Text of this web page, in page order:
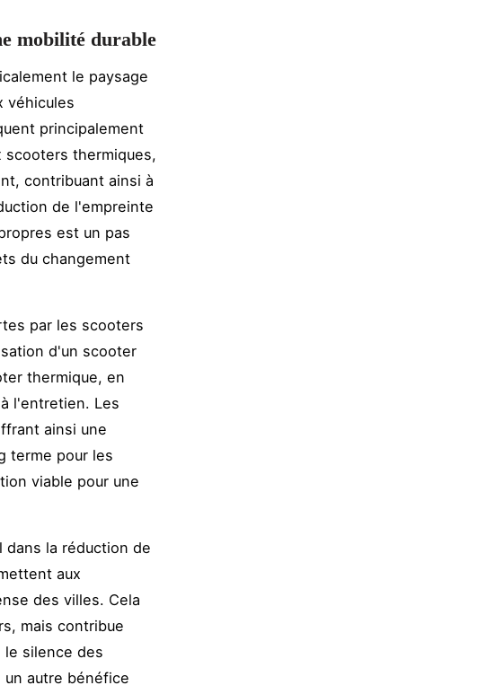
mobilité durable
le paysage
véhicules
principalement
scooters thermiques,
contribuant ainsi à
de l'empreinte
est un pas
du changement
par les scooters
d'un scooter
thermique, en
l'entretien. Les
ainsi une
terme pour les
viable pour une
la réduction de
aux
des villes. Cela
mais contribue
le silence des
autre bénéfice